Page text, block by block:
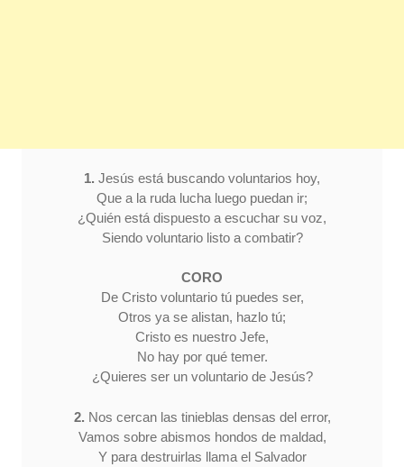
1. Jesús está buscando voluntarios hoy,
Que a la ruda lucha luego puedan ir;
¿Quién está dispuesto a escuchar su voz,
Siendo voluntario listo a combatir?
CORO
De Cristo voluntario tú puedes ser,
Otros ya se alistan, hazlo tú;
Cristo es nuestro Jefe,
No hay por qué temer.
¿Quieres ser un voluntario de Jesús?
2. Nos cercan las tinieblas densas del error,
Vamos sobre abismos hondos de maldad,
Y para destruirlas llama el Salvador